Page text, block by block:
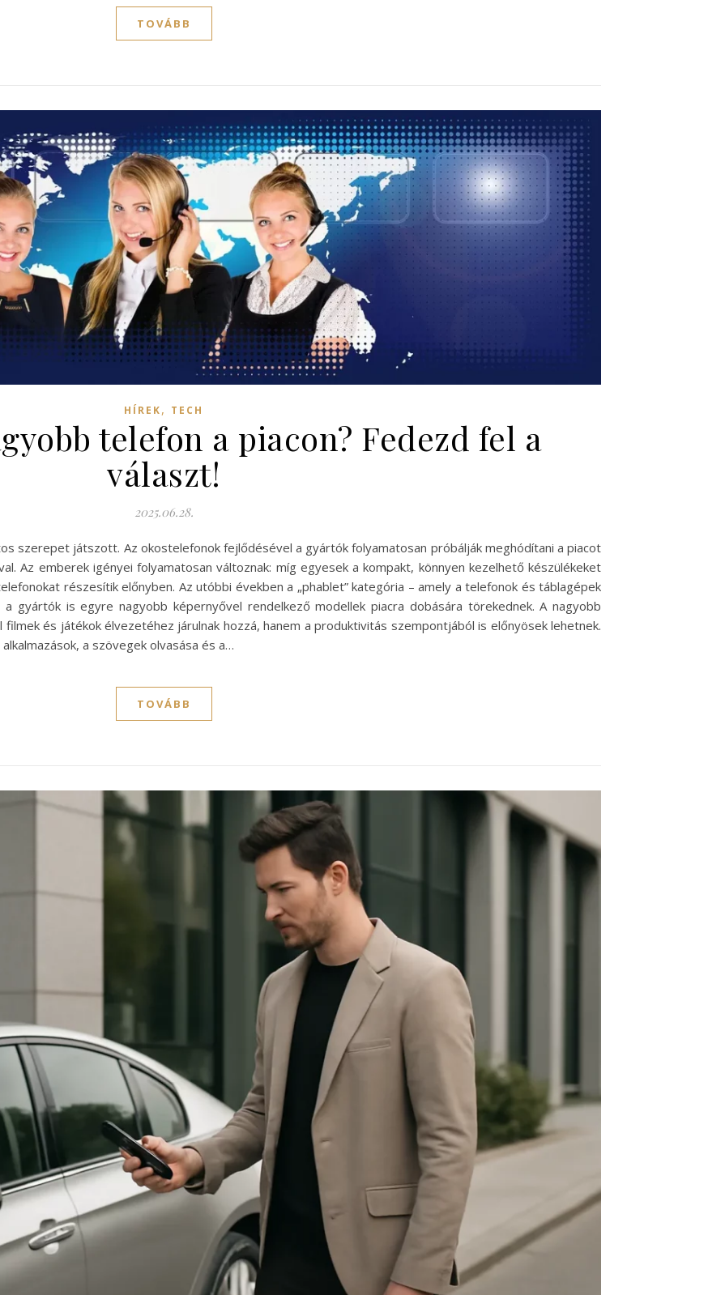
TOVÁBB
HÍREK, TECH
telefon a piacon? Fedezd fel a
választ!
2025.06.28.
szerepet játszott. Az okostelefonok fejlődésével a gyártók folyamatosan próbálják meghódítani a piacot
Az emberek igényei folyamatosan változnak: míg egyesek a kompakt, könnyen kezelhető készülékeket
részesítik előnyben. Az utóbbi években a „phablet” kategória – amely a telefonok és táblagépek
gyártók is egyre nagyobb képernyővel rendelkező modellek piacra dobására törekednek. A nagyobb
és játékok élvezetéhez járulnak hozzá, hanem a produktivitás szempontjából is előnyösek lehetnek.
a szövegek olvasása és a…
TOVÁBB